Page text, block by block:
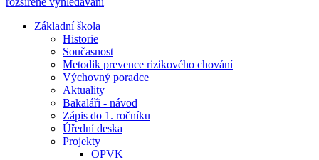
Základní škola
Historie
Současnost
Metodik prevence rizikového chování
Výchovný poradce
Aktuality
Bakaláři - návod
Zápis do 1. ročníku
Úřední deska
Projekty
OPVK